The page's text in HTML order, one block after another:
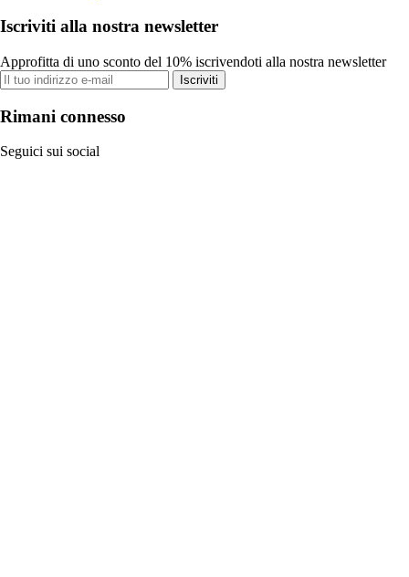
Iscriviti alla nostra newsletter
Approfitta di uno sconto del 10% iscrivendoti alla nostra newsletter
Iscriviti
Rimani connesso
Seguici sui social